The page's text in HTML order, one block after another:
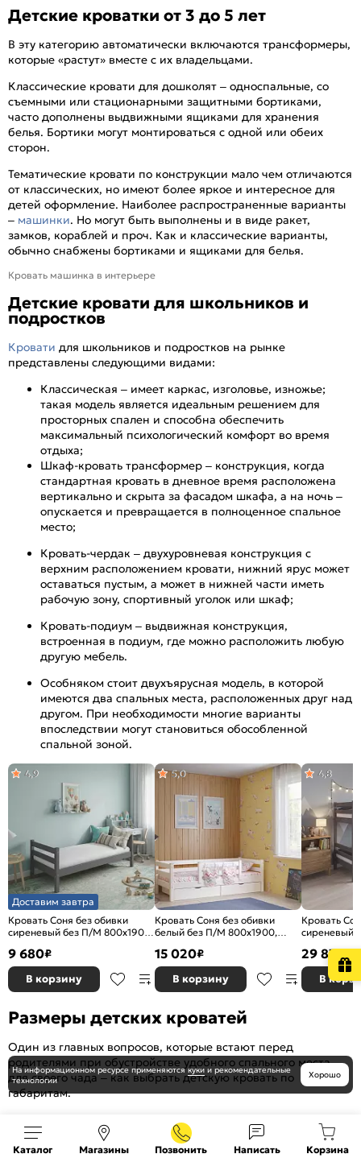
Детские кроватки от 3 до 5 лет
В эту категорию автоматически включаются трансформеры,
которые «растут» вместе с их владельцами.
Классические кровати для дошколят – односпальные, со
съемными или стационарными защитными бортиками,
часто дополнены выдвижными ящиками для хранения
белья. Бортики могут монтироваться с одной или обеих
сторон.
Тематические кровати по конструкции мало чем отличаются
от классических, но имеют более яркое и интересное для
детей оформление. Наиболее распространенные варианты
– машинки. Но могут быть выполнены и в виде ракет,
замков, кораблей и проч. Как и классические варианты,
обычно снабжены бортиками и ящиками для белья.
Кровать машинка в интерьере
Детские кровати для школьников и
подростков
Кровати для школьников и подростков на рынке
представлены следующими видами:
Классическая – имеет каркас, изголовье, изножье;
такая модель является идеальным решением для
просторных спален и способна обеспечить
максимальный психологический комфорт во время
отдыха;
Шкаф-кровать трансформер – конструкция, когда
стандартная кровать в дневное время расположена
вертикально и скрыта за фасадом шкафа, а на ночь –
опускается и превращается в полноценное спальное
место;
Кровать-чердак – двухуровневая конструкция с
верхним расположением кровати, нижний ярус может
оставаться пустым, а может в нижней части иметь
рабочую зону, спортивный уголок или шкаф;
Кровать-подиум – выдвижная конструкция,
встроенная в подиум, где можно расположить любую
другую мебель.
Особняком стоит двухъярусная модель, в которой
имеются два спальных места, расположенных друг над
другом. При необходимости многие варианты
впоследствии могут становиться обособленной
спальной зоной.
Доставим завтра
Кровать Соня без обивки
сиреневый без П/М 800x1900,
изголовье жесткое
4,9
9 680₽
В корзину
Кровать Соня без обивки
белый без П/М 800x1900,
изголовье жесткое
5,0
15 020₽
В корзину
Кровать
сиреневый
изголовье
4,8
29 870₽
В
Размеры детских кроватей
Один из главных вопросов, которые встают перед
родителями при обустройстве удобного спального места
для своего чада – как выбрать детскую кровать по
габаритам.
Прежде, чем делать окончательный выбор, ответьте для
себя на несколько важных вопросов:
Каталог Магазины Позвонить Написать Корзина
На информационном ресурсе применяютсякукии рекомендательные
технологии
Хорошо